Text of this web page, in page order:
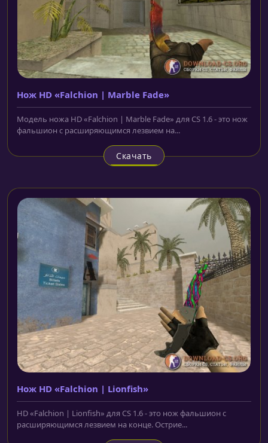
Нож HD «Falchion | Marble Fade»
Модель ножа HD «Falchion | Marble Fade» для CS 1.6 - это нож
фальшион с расширяющимся лезвием на...
Скачать
Нож HD «Falchion | Lionfish»
HD «Falchion | Lionfish» для CS 1.6 - это нож фальшион с
расширяющимся лезвием на конце. Острие...